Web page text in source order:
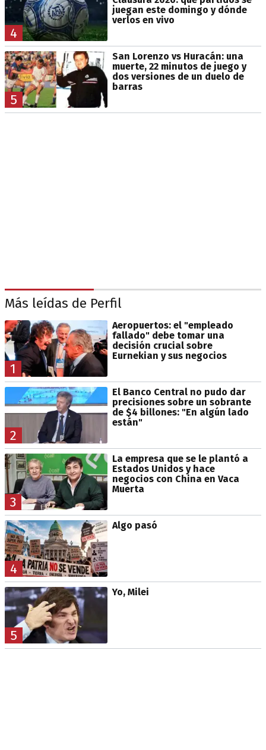
4
juegan este domingo y dónde
verlos en vivo
5
San Lorenzo vs Huracán: una
muerte, 22 minutos de juego y
dos versiones de un duelo de
barras
Más leídas de Perfil
1
Aeropuertos: el "empleado
fallado" debe tomar una
decisión crucial sobre
Eurnekian y sus negocios
2
El Banco Central no pudo dar
precisiones sobre un sobrante
de $4 billones: "En algún lado
están"
3
La empresa que se le plantó a
Estados Unidos y hace
negocios con China en Vaca
Muerta
4
Algo pasó
5
Yo, Milei